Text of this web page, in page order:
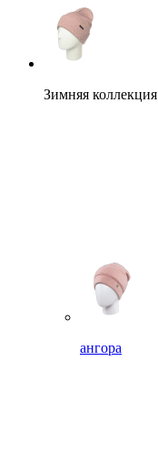
Зимняя коллекция
ангора